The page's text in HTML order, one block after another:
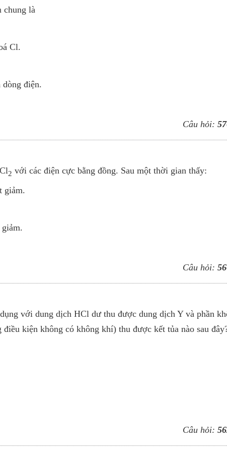
chung là
Cl.
dòng điện.
Câu hỏi:
2 với các điện cực bằng đồng. Sau một thời gian thấy:
giảm.
Câu hỏi:
với dung dịch HCl dư thu được dung dịch Y và phần
kiện không có không khí) thu được kết tủa nào sau
Câu hỏi: